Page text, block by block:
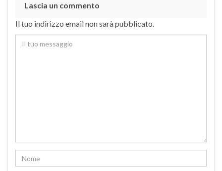
Lascia un commento
Il tuo indirizzo email non sarà pubblicato.